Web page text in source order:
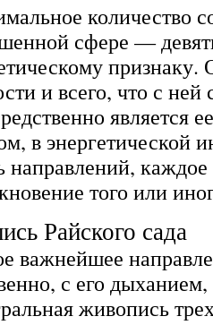
количество
сфере —
и всего, что с ней
является
в энергетической
направлений,
того или
Райского сада
важнейшее
с его
живопись